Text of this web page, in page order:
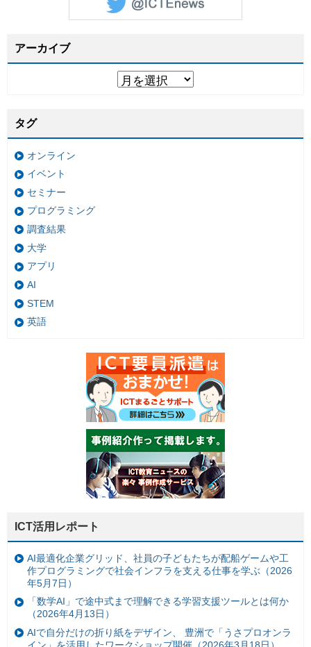
アーカイブ
タグ
オンライン
イベント
セミナー
プログラミング
調査結果
大学
アプリ
AI
STEM
英語
ICT活用レポート
AI最適化企業グリッド、社員の子どもたちが配船ゲームや工
作プログラミングで社会インフラを支える仕事を学ぶ（2026
年5月7日）
「数学AI」で途中式まで理解できる学習支援ツールとは何か
（2026年4月13日）
AIで自分だけの折り紙をデザイン、 豊洲で「うさプロオンラ